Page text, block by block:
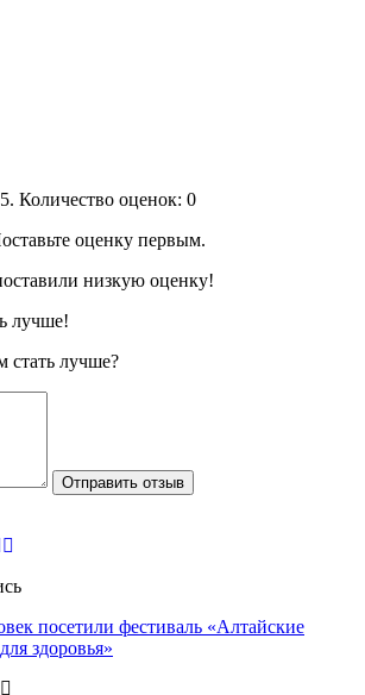
Количество оценок: 0
оценку первым.
низкую оценку!
лучше!
стать лучше?
Отправить отзыв
посетили фестиваль «Алтайские
здоровья»